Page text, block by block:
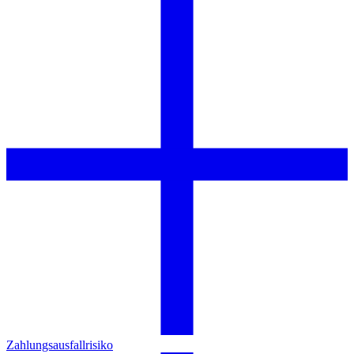
Zahlungsausfallrisiko